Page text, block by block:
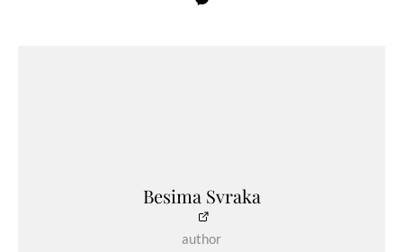
Besima Svraka
author